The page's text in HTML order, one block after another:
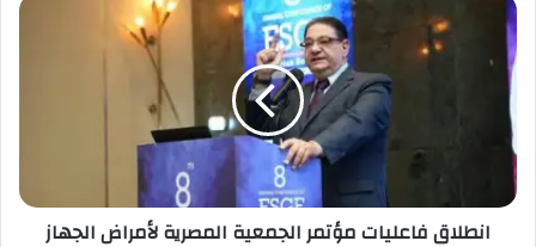
انطلاق فاعليات مؤتمر الجمعية المصرية لأمراض الجهاز